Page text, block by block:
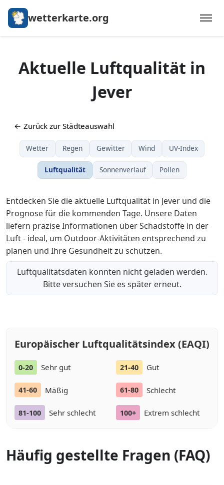
wetterkarte.org
Aktuelle Luftqualität in
Jever
← Zurück zur Städteauswahl
Wetter Regen Gewitter Wind UV-Index
Luftqualität Sonnenverlauf Pollen
Entdecken Sie die aktuelle Luftqualität in Jever und die
Prognose für die kommenden Tage. Unsere Daten
liefern präzise Informationen über Schadstoffe in der
Luft - ideal, um Outdoor-Aktivitäten entsprechend zu
planen und Ihre Gesundheit zu schützen.
Luftqualitätsdaten konnten nicht geladen werden.
Bitte versuchen Sie es später erneut.
Europäischer Luftqualitätsindex (EAQI)
0-20 Sehr gut 21-40 Gut
41-60 Mäßig 61-80 Schlecht
81-100 Sehr schlecht 100+ Extrem schlecht
Häufig gestellte Fragen (FAQ)